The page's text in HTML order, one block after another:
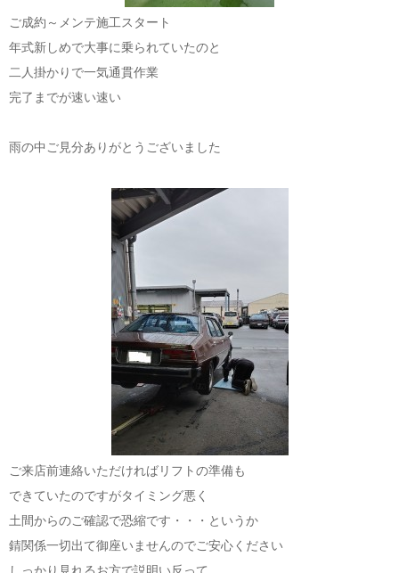
ご成約～メンテ施工スタート
年式新しめで大事に乗られていたのと
二人掛かりで一気通貫作業
完了までが速い速い
雨の中ご見分ありがとうございました
ご来店前連絡いただければリフトの準備も
できていたのですがタイミング悪く
土間からのご確認で恐縮です・・・というか
錆関係一切出て御座いませんのでご安心ください